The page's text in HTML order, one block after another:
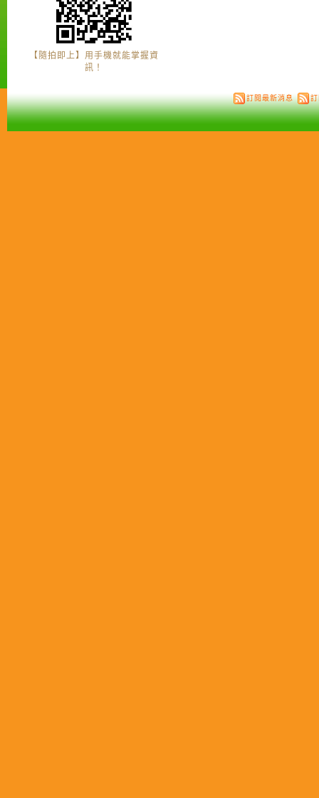
【隨拍即上】用手機就能掌握資
訊！
訂閱最新消息 訂